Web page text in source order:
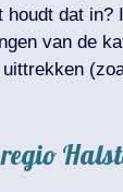
dat
van de